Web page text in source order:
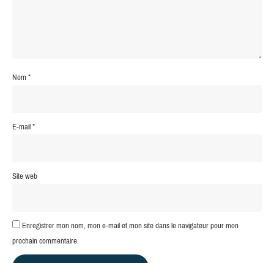
Nom*
E-mail*
Site web
Enregistrer mon nom, mon e-mail et mon site dans le navigateur pour mon
prochain commentaire.